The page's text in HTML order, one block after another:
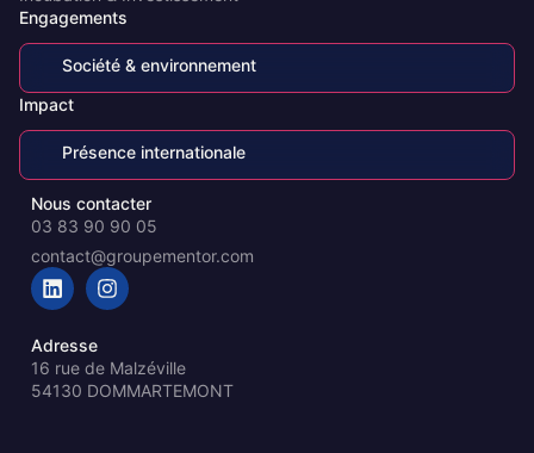
Engagements
Société & environnement
Impact
Présence internationale
Nous contacter
03 83 90 90 05
contact@groupementor.com
Adresse
16 rue de Malzéville
54130 DOMMARTEMONT